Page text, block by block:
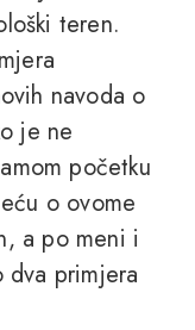
teren.
navoda o
je ne
početku
o ovome
a po meni i
primjera